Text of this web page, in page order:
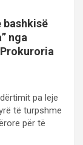
nga
pa leje
të turpshme
për të